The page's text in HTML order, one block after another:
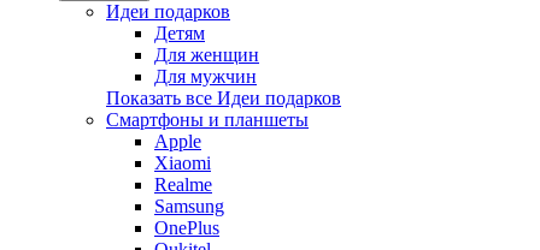
Идеи подарков
Детям
Для женщин
Для мужчин
Показать все Идеи подарков
Смартфоны и планшеты
Apple
Xiaomi
Realme
Samsung
OnePlus